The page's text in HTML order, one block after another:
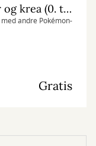
Pokémon: Hygge, quiz, bøger og krea (0. til 4. klasse)
andre Pokémon-
Gratis